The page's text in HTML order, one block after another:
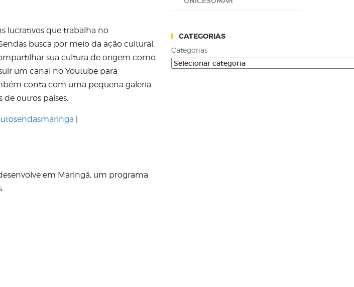
lucrativos que trabalha no
busca por meio da ação cultural,
sua cultura de origem como
um canal no Youtube para
conta com uma pequena galeria
outros países.
em Maringá, um programa
CATEGORIAS
Categorias